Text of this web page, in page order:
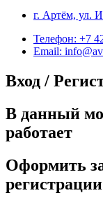
г. Артём, ул.
Телефон: +7
Email:
Вход /
В данный
работает
Оформить